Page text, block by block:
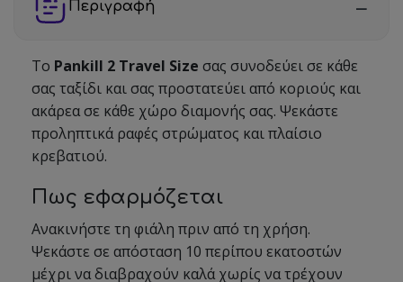
Περιγραφή
Το Pankill 2 Travel Size σας συνοδεύει σε κάθε
σας ταξίδι και σας προστατεύει από κοριούς και
ακάρεα σε κάθε χώρο διαμονής σας. Ψεκάστε
προληπτικά ραφές στρώματος και πλαίσιο
κρεβατιού.
Πως εφαρμόζεται
Ανακινήστε τη φιάλη πριν από τη χρήση.
Ψεκάστε σε απόσταση 10 περίπου εκατοστών
μέχρι να διαβραχούν καλά χωρίς να τρέχουν